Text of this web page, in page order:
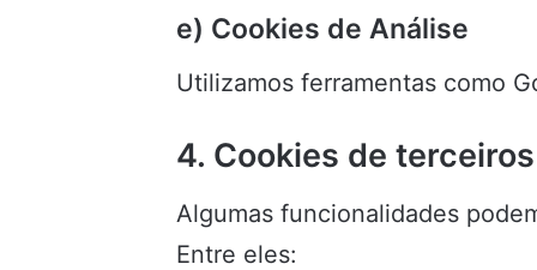
e) Cookies de Análise
Utilizamos ferramentas como
4. Cookies de terceiros
Algumas funcionalidades
Entre eles: